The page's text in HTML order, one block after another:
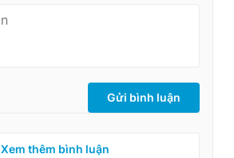
Gửi bình luận
Xem thêm bình luận